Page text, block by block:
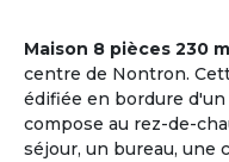
Maison 8 pièces 230
centre de Nontron.
édifiée en bordure
compose au rez-de-
séjour, un bureau, une
M'inscrire et